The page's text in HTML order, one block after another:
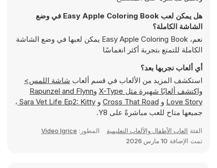
هل يمكن لعب Easy Apple Coloring Book في وضع
الشاشة الكاملة؟
نعم، Easy Apple Coloring Book يمكن لعبها في وضع الشاشة
الكاملة للتمتع بتجربة أكثر انغماسًا
أي ألعاب نجربها بعد؟
استكشف المزيد من الألعاب في قسم ألعاب شاشة اللمس>
واكتشف ألعابًا شهيرة مثل X-Type وRapunzel and Flynn
Love Story و Cross That Road و Sara Vet Life Ep2: Kitty ،
جميعها متاح للعب مباشرةً على Y8.
الفئة العاب الأطفال والألعاب التعليمية المطور: Video Igrice
تمت الإضافة 10 مارس 2026